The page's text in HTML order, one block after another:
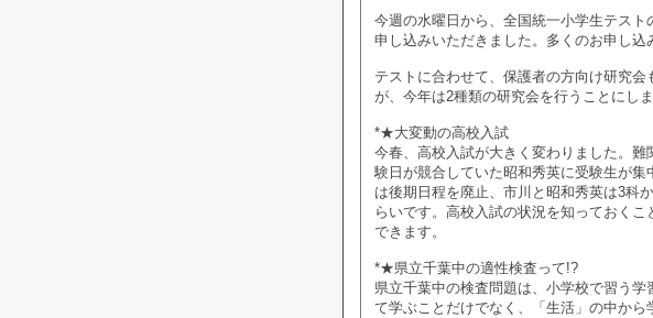
今週の水曜日から、全国統一小学生テス
申し込みいただきました。多くのお申し込
テストに合わせて、保護者の方向け研究
が、今年は2種類の研究会を行うことにし
*★大変動の高校入試
今春、高校入試が大きく変わりました。
験日が競合していた昭和秀英に受験生が
は後期日程を廃止、市川と昭和秀英は3科
らいです。高校入試の状況を知っておく
できます。
*★県立千葉中の適性検査って!?
県立千葉中の検査問題は、小学校で習う
て学ぶことだけでなく、「生活」の中か